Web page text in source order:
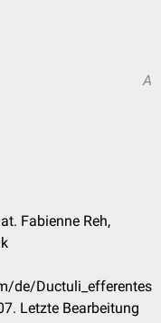
A
Fabienne Reh,
de/Ductuli_efferentes
Letzte Bearbeitung